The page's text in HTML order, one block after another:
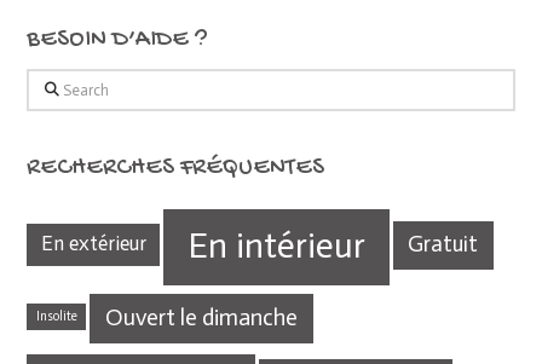
BESOIN D’AIDE ?
Search
RECHERCHES FRÉQUENTES
En extérieur En intérieur Gratuit
Insolite Ouvert le dimanche